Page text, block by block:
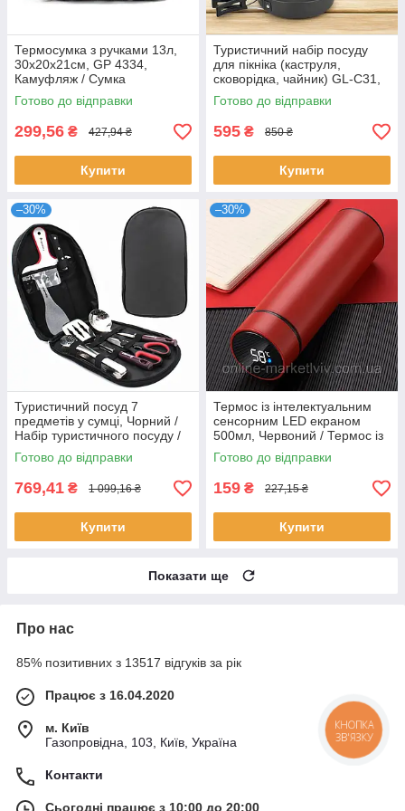
Термосумка з ручками 13л,
30х20х21см, GP 4334,
Камуфляж / Сумка
холодильник / Термосумка
для їжі та напоїв
Готово до відправки
299,56 ₴ 427,94 ₴
Купити
Туристичний набір посуду
для пікніка (каструля,
сковорідка, чайник) GL-C31,
Чорний / Посуд туристичний
Готово до відправки
595 ₴ 850 ₴
Купити
–30%
Туристичний посуд 7
предметів у сумці, Чорний /
Набір туристичного посуду /
Кухонне приладдя для
кемпінгу
Готово до відправки
769,41 ₴ 1 099,16 ₴
Купити
–30%
Термос із інтелектуальним
сенсорним LED екраном
500мл, Червоний / Термос із
нержавіючої сталі
Готово до відправки
159 ₴ 227,15 ₴
Купити
Показати ще
Про нас
85% позитивних з 13517 відгуків за рік
Працює з 16.04.2020
м. Київ
Газопровідна, 103, Київ, Україна
Контакти
Сьогодні працює з 10:00 до 20:00
КНОПКА
ЗВ'ЯЗКУ